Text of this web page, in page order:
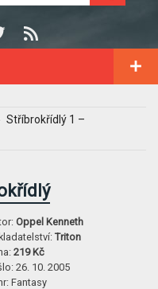
Stříbrokřídlý 1 –
Oppel Kenneth
Triton
219 Kč
26. 10. 2005
Fantasy